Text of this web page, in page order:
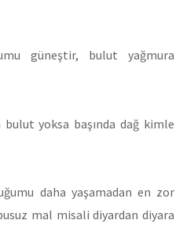
güneştir, bulut yağmura
bulut yoksa başında dağ kimle
daha yaşamadan en zor
mal misali diyardan diyara